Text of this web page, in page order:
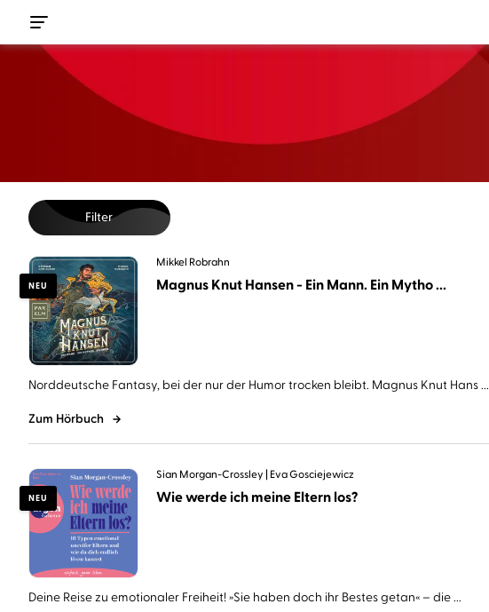
Filter
NEU
Mikkel Robrahn
Magnus Knut Hansen - Ein Mann. Ein Mytho ...
Norddeutsche Fantasy, bei der nur der Humor trocken bleibt. Magnus Knut Hans ...
Zum Hörbuch
NEU
Sian Morgan-Crossley Eva Gosciejewicz
Wie werde ich meine Eltern los?
Deine Reise zu emotionaler Freiheit! »Sie haben doch ihr Bestes getan« – die ...